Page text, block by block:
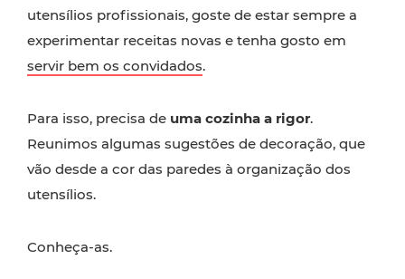
utensílios profissionais, goste de estar sempre a
experimentar receitas novas e tenha gosto em
servir bem os convidados.
Para isso, precisa de uma cozinha a rigor.
Reunimos algumas sugestões de decoração, que
vão desde a cor das paredes à organização dos
utensílios.
Conheça-as.